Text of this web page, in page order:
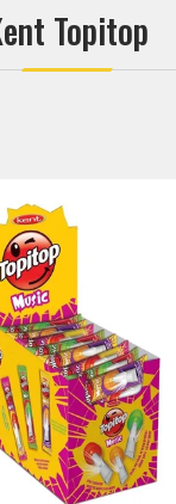
Topitop